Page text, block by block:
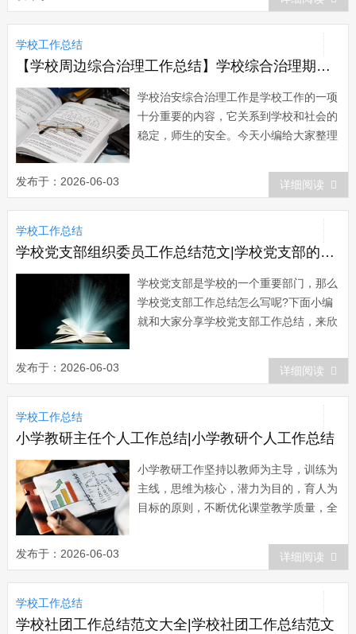
一 本学期，我校继续做到有组织、有
计划的开展教师继续教育校本培训工作，
追求有效性，基本上能完成了，计划制订
中的各项任务...
学校工作总结
【学校周边综合治理工作总结】学校综合治理期末工作总结报告
学校治安综合治理工作是学校工作的一项
十分重要的内容，它关系到学校和社会的
稳定，师生的安全。今天小编给大家整理
家有所帮助。学校综合治理期末工作总结
范文一 xx年我校大力整顿学校周边安
全环境，严抓校风、班风建设，落实安全
工作责任制，收到了良好的效果。全年学
生违法...
发布于：2026-06-03 详细阅读
学校工作总结
学校党支部组织委员工作总结范文|学校党支部的工作总结范文
学校党支部是学校的一个重要部门，那么
学校党支部工作总结怎么写呢?下面小编
就和大家分享学校党支部工作总结，来欣
(一) 20xx年年度，我校党总支在市教
育局党委的正确领导下，以“三个代表”重
要思想和科学发展观为指导，深入落实学
发布于：2026-06-03 详细阅读
学校工作总结
小学教研主任个人工作总结|小学教研个人工作总结
小学教研工作坚持以教师为主导，训练为
主线，思维为核心，潜力为目的，育人为
目标的原则，不断优化课堂教学质量，全
家分享小学教研工作总结，来欣赏一下
吧。 小学教研工作总结 一、以精
细化管理为抓手，促进教学常规进一步规
范。 教育教学工作是一个头绪众多的
系统工程，...
发布于：2026-06-03 详细阅读
学校工作总结
学校社团工作总结范文大全|学校社团工作总结范文